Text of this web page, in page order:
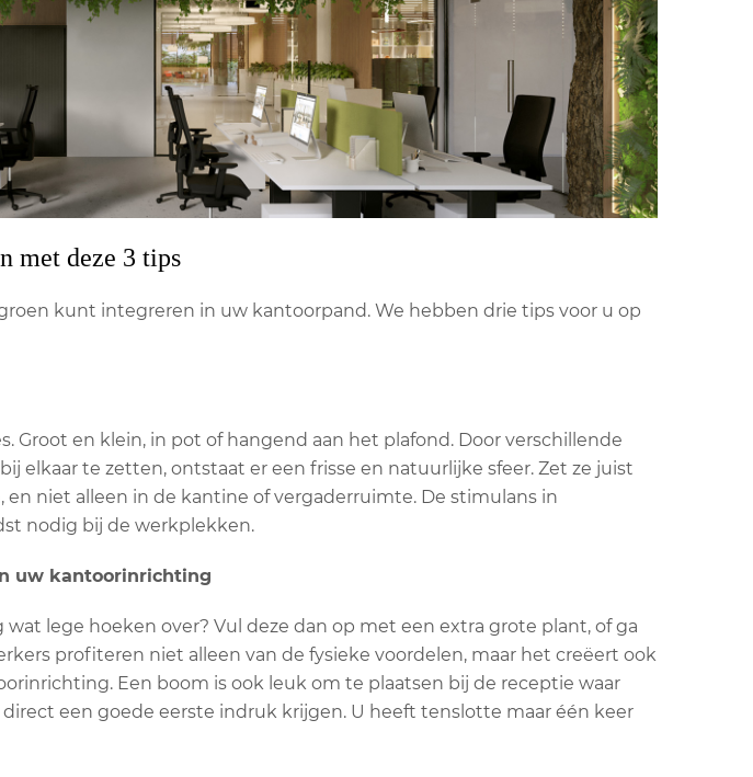
met deze 3 tips
kunt integreren in uw kantoorpand. We hebben drie tips voor u op
Groot en klein, in pot of hangend aan het plafond. Door verschillende
elkaar te zetten, ontstaat er een frisse en natuurlijke sfeer. Zet ze juist
en niet alleen in de kantine of vergaderruimte. De stimulans in
nodig bij de werkplekken.
uw kantoorinrichting
lege hoeken over? Vul deze dan op met een extra grote plant, of ga
profiteren niet alleen van de fysieke voordelen, maar het creëert ook
Een boom is ook leuk om te plaatsen bij de receptie waar
een goede eerste indruk krijgen. U heeft tenslotte maar één keer